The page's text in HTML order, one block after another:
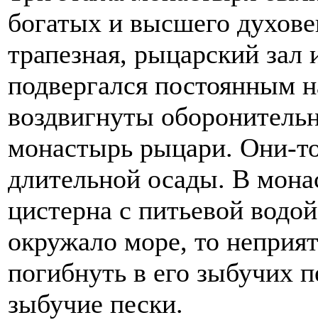
богатых и высшего
трапезная, рыцарский
подвергался постоянным
воздвигнуты
монастырь рыцари. Они-
длительной осады. В
цистерна с питьевой
окружало море, то
погибнуть в его зыбучих
зыбучие пески.